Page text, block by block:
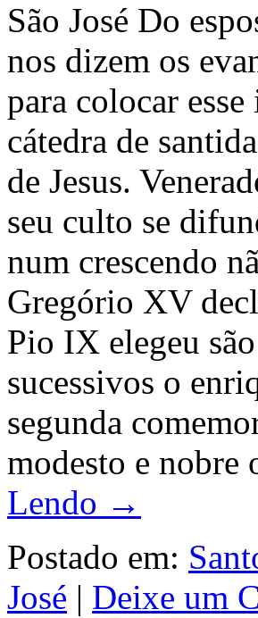
São José Do
nos dizem os
para colocar
cátedra de
de Jesus.
seu culto se
num crescendo
Gregório XV
Pio IX elegeu
sucessivos o
segunda
modesto e
Lendo →
Postado em:
José | Deixe um